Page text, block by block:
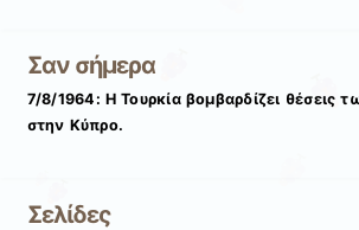
Σαν σήμερα
7/8/1964: Η Τουρκία βομβαρδίζει θέσεις
στην Κύπρο.
Σελίδες